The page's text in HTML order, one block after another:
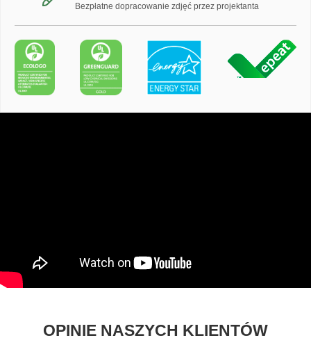
Bezpłatne dopracowanie zdjęć przez projektanta
OPINIE NASZYCH KLIENTÓWO